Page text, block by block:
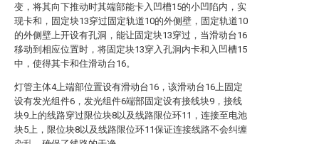
变，将其向下推动时其端部能卡入凹槽15的小凹陷内，实
现卡和，固定块13穿过固定轨道10的外侧壁，固定轨道10
的外侧壁上开设有孔洞，能让固定块13穿过，当滑动台16
移动到相应位置时，将固定块13穿入孔洞内卡和入凹槽15
中，使得其卡和住滑动台16。
灯管主体4上端部位置设有滑动台16，该滑动台16上固定
设有发光组件6，发光组件6端部固定设有接线块9，接线
块9上的线路穿过限位块8以及线路限位环11，连接至电池
块5上，限位块8以及线路限位环11保证连接线路不会纠缠